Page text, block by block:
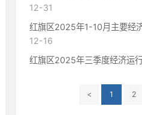
12-31
红旗区2025年1-10月主要经
12-16
红旗区2025年三季度经济运
< 1 2